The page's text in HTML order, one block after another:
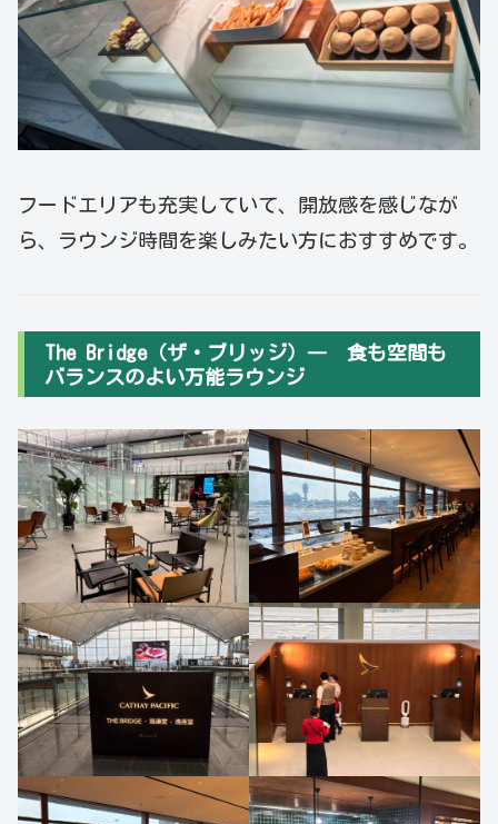
フードエリアも充実していて、開放感を感じなが
ら、ラウンジ時間を楽しみたい方におすすめです。
The Bridge（ザ・ブリッジ）― 食も空間も
バランスのよい万能ラウンジ